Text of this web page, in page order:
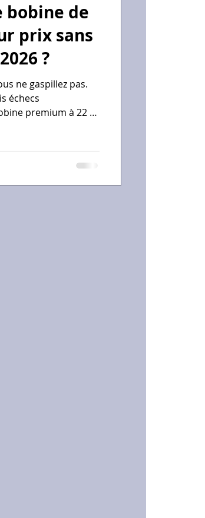
bobine de
prix sans
?
ne gaspillez pas.
échecs
premium à 22 €
machine bien
filament, même le